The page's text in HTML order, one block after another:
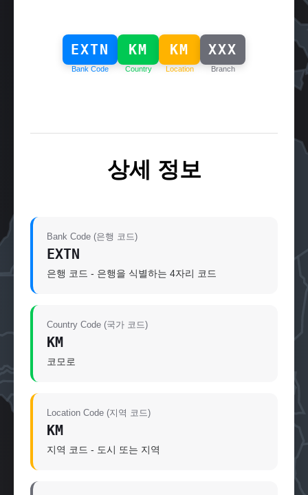
EXTN
Bank Code
KM
Country
KM
Location
XXX
Branch
상세 정보
Bank Code (은행 코드)
EXTN
은행 코드 - 은행을 식별하는 4자리 코드
Country Code (국가 코드)
KM
코모로
Location Code (지역 코드)
KM
지역 코드 - 도시 또는 지역